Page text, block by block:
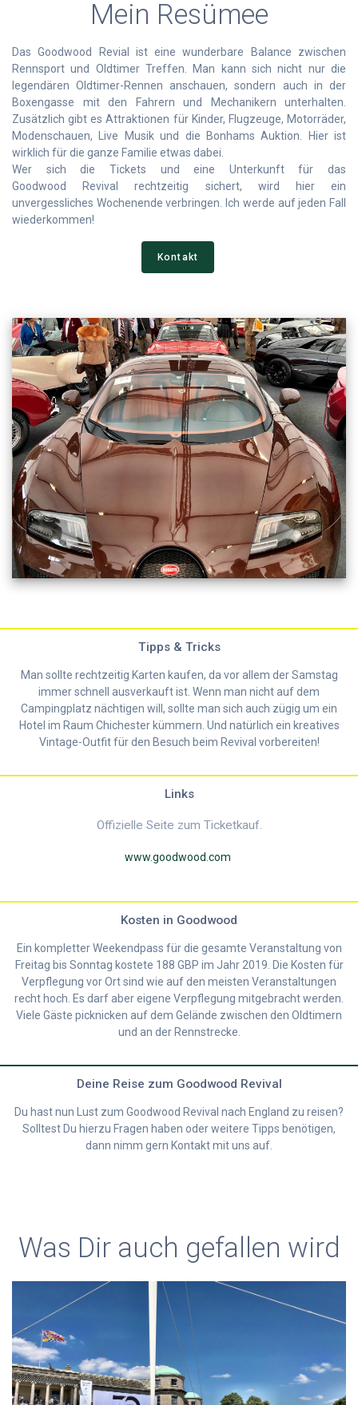
Mein Resümee
Das Goodwood Revial ist eine wunderbare Balance zwischen
Rennsport und Oldtimer Treffen. Man kann sich nicht nur die
legendären Oldtimer-Rennen anschauen, sondern auch in der
Boxengasse mit den Fahrern und Mechanikern unterhalten.
Zusätzlich gibt es Attraktionen für Kinder, Flugzeuge, Motorräder,
Modenschauen, Live Musik und die Bonhams Auktion. Hier ist
wirklich für die ganze Familie etwas dabei.
Wer sich die Tickets und eine Unterkunft für das
Goodwood Revival rechtzeitig sichert, wird hier ein
unvergessliches Wochenende verbringen. Ich werde auf jeden Fall
wiederkommen!
Kontakt
Tipps & Tricks
Man sollte rechtzeitig Karten kaufen, da vor allem der Samstag
immer schnell ausverkauft ist. Wenn man nicht auf dem
Campingplatz nächtigen will, sollte man sich auch zügig um ein
Hotel im Raum Chichester kümmern. Und natürlich ein kreatives
Vintage-Outfit für den Besuch beim Revival vorbereiten!
Links
Offizielle Seite zum Ticketkauf.
www.goodwood.com
Kosten in Goodwood
Ein kompletter Weekendpass für die gesamte Veranstaltung von
Freitag bis Sonntag kostete 188 GBP im Jahr 2019. Die Kosten für
Verpflegung vor Ort sind wie auf den meisten Veranstaltungen
recht hoch. Es darf aber eigene Verpflegung mitgebracht werden.
Viele Gäste picknicken auf dem Gelände zwischen den Oldtimern
und an der Rennstrecke.
Deine Reise zum Goodwood Revival
Du hast nun Lust zum Goodwood Revival nach England zu reisen?
Solltest Du hierzu Fragen haben oder weitere Tipps benötigen,
dann nimm gern Kontakt mit uns auf.
Was Dir auch gefallen wird